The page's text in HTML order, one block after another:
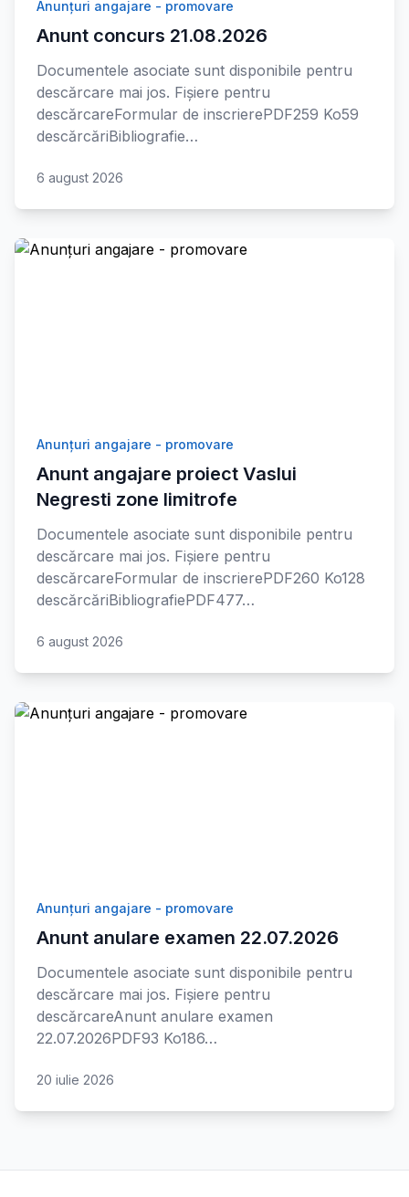
Anunțuri angajare - promovare
Anunt concurs 21.08.2026
Documentele asociate sunt disponibile pentru
descărcare mai jos. Fișiere pentru
descărcareFormular de inscrierePDF259 Ko59
descărcăriBibliografie…
6 august 2026
Anunțuri angajare - promovare
Anunt angajare proiect Vaslui
Negresti zone limitrofe
Documentele asociate sunt disponibile pentru
descărcare mai jos. Fișiere pentru
descărcareFormular de inscrierePDF260 Ko128
descărcăriBibliografiePDF477…
6 august 2026
Anunțuri angajare - promovare
Anunt anulare examen 22.07.2026
Documentele asociate sunt disponibile pentru
descărcare mai jos. Fișiere pentru
descărcareAnunt anulare examen
22.07.2026PDF93 Ko186…
20 iulie 2026